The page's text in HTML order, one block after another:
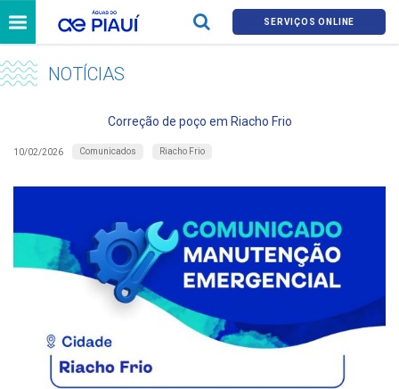
SERVIÇOS ONLINE
NOTÍCIAS
Correção de poço em Riacho Frio
10/02/2026 Comunicados Riacho Frio